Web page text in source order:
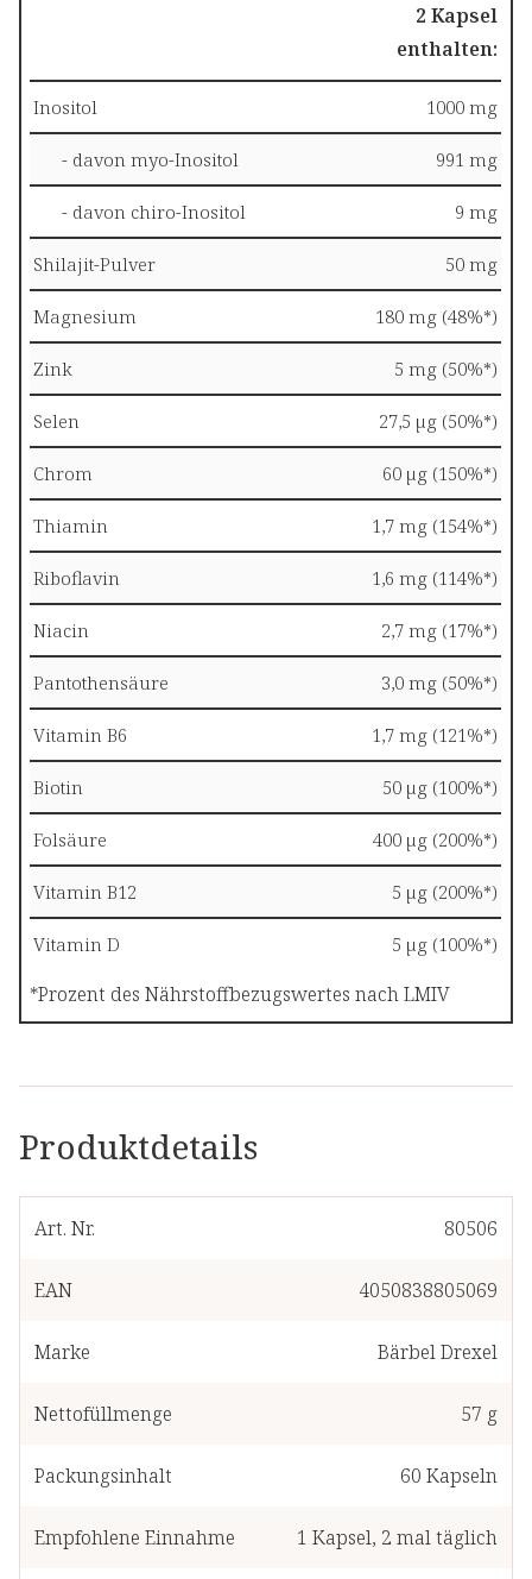
Produktdetails
Art. Nr. 80506
EAN 4050838805069
Marke Bärbel Drexel
Nettofüllmenge 57 g
Packungsinhalt 60 Kapseln
Empfohlene Einnahme 1 Kapsel, 2 mal täglich
2 Kapsel
enthalten:
Inositol 1000 mg
- davon myo-Inositol 991 mg
- davon chiro-Inositol 9 mg
Shilajit-Pulver 50 mg
Magnesium 180 mg (48%*)
Zink 5 mg (50%*)
Selen 27,5 µg (50%*)
Chrom 60 µg (150%*)
Thiamin 1,7 mg (154%*)
Riboflavin 1,6 mg (114%*)
Niacin 2,7 mg (17%*)
Pantothensäure 3,0 mg (50%*)
Vitamin B6 1,7 mg (121%*)
Biotin 50 µg (100%*)
Folsäure 400 µg (200%*)
Vitamin B12 5 µg (200%*)
Vitamin D 5 µg (100%*)
*Prozent des Nährstoffbezugswertes nach LMIV